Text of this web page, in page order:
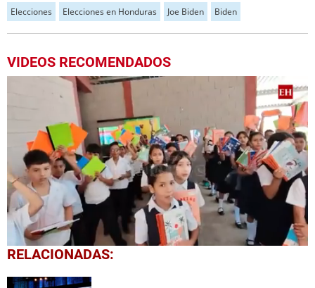
Elecciones Elecciones en Honduras Joe Biden Biden
VIDEOS RECOMENDADOS
0
seconds
RELACIONADAS: